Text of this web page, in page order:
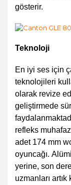
gösterir.
Teknoloji
En iyi ses için
teknolojileri
olarak revize
geliştirmede
refleks
adet 174 mm
oyuncağı.
yerine, son
uzmanları